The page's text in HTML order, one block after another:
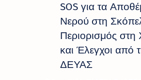
SOS για τα
Νερού στη
Περιορισμός
και Έλεγχοι από
ΔΕΥΑΣ